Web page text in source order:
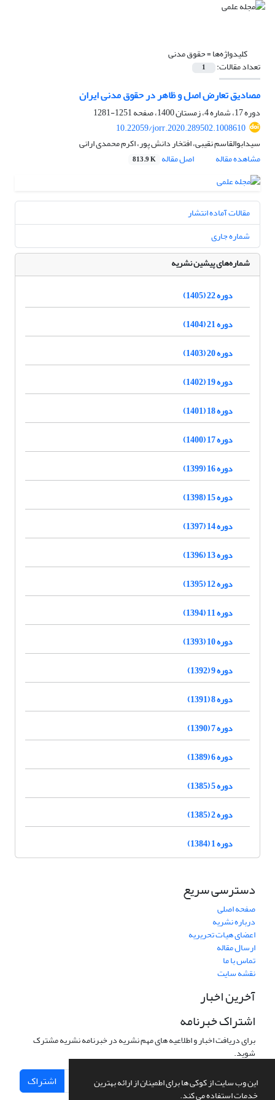
این وب سایت از کوکی ها برای اطمینان از ارائه بهترین
خدمات استفاده می کند.
کلیدواژه‌ها =حقوق مدنی
تعداد مقالات: 1
مصادیق تعارض اصل و ظاهر در حقوق مدنی ایران
دوره 17، شماره 4، زمستان 1400، صفحه
1251-1281
10.22059/jorr.2020.289502.1008610
سیدابوالقاسم نقیبی، افتخار دانش پور، اکرم محمدی ارانی
مشاهده مقاله
اصل مقاله 813.9 K
مقالات آماده انتشار
شماره جاری
شماره‌های پیشین نشریه
دوره 22 (1405)
دوره 21 (1404)
دوره 20 (1403)
دوره 19 (1402)
دوره 18 (1401)
دوره 17 (1400)
دوره 16 (1399)
دوره 15 (1398)
دوره 14 (1397)
دوره 13 (1396)
دوره 12 (1395)
دوره 11 (1394)
دوره 10 (1393)
دوره 9 (1392)
دوره 8 (1391)
دوره 7 (1390)
دوره 6 (1389)
دوره 5 (1385)
دوره 2 (1385)
دوره 1 (1384)
دسترسی سریع
صفحه اصلی
درباره نشریه
اعضای هیات تحریریه
ارسال مقاله
تماس با ما
نقشه سایت
آخرین اخبار
اشتراک خبرنامه
برای دریافت اخبار و اطلاعیه های مهم نشریه در خبرنامه نشریه مشترک
شوید.
اشتراک